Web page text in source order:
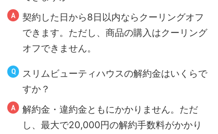
契約した日から8日以内ならクーリングオフ
できます。ただし、商品の購入はクーリング
オフできません。
スリムビューティハウスの解約金はいくらで
すか？
解約金・違約金ともにかかりません。ただ
し、最大で20,000円の解約手数料がかかり